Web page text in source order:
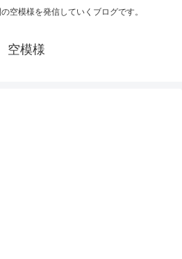
空模様を発信していくブログです。
空模様